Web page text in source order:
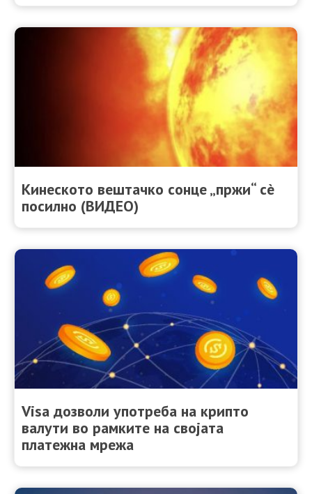
Кинеското вештачко сонце „пржи“ сè
посилно (ВИДЕО)
Visa дозволи употреба на крипто
валути во рамките на својата
платежна мрежа